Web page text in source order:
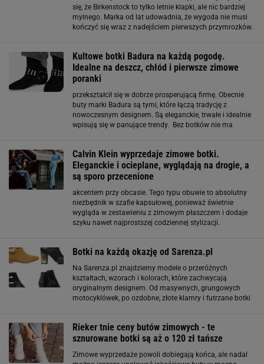
się, że Birkenstock to tylko letnie klapki, ale nic bardziej
mylnego. Marka od lat udowadnia, że wygoda nie musi
kończyć się wraz z nadejściem pierwszych przymrozków.
Kultowe botki Badura na każdą pogodę.
Idealne na deszcz, chłód i pierwsze zimowe
poranki
przekształcił się w dobrze prosperującą firmę. Obecnie
buty marki Badura są tymi, które łączą tradycję z
nowoczesnym designem. Są eleganckie, trwałe i idealnie
wpisują się w panujące trendy. Bez botków nie ma
Calvin Klein wyprzedaje zimowe botki.
Eleganckie i ocieplane, wyglądają na drogie, a
są sporo przecenione
akcentem przy obcasie. Tego typu obuwie to absolutny
niezbędnik w szafie kapsułowej, ponieważ świetnie
wygląda w zestawieniu z zimowym płaszczem i dodaje
szyku nawet najprostszej codziennej stylizacji.
Botki na każdą okazję od Sarenza.pl
Na Sarenza.pl znajdziemy modele o przeróżnych
kształtach, wzorach i kolorach, które zachwycają
oryginalnym designem. Od masywnych, grungowych
motocyklówek, po ozdobne, złote klamry i futrzane botki
Rieker tnie ceny butów zimowych - te
sznurowane botki są aż o 120 zł tańsze
Zimowe wyprzedaże powoli dobiegają końca, ale nadal